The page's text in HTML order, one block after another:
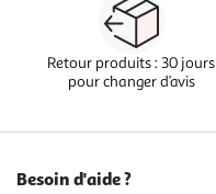
Retour produits : 30 jours
pour changer d’avis
Besoin d'aide ?